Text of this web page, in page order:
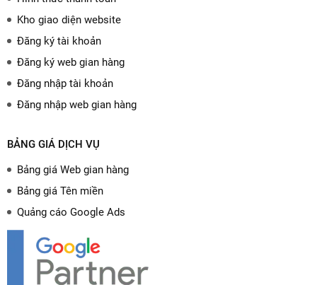
Kho giao diện website
Đăng ký tài khoản
Đăng ký web gian hàng
Đăng nhập tài khoản
Đăng nhập web gian hàng
BẢNG GIÁ DỊCH VỤ
Bảng giá Web gian hàng
Bảng giá Tên miền
Quảng cáo Google Ads